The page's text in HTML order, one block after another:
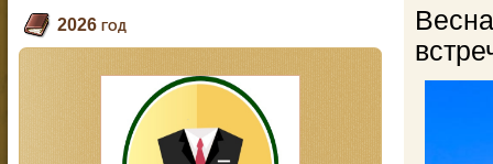
2026 год